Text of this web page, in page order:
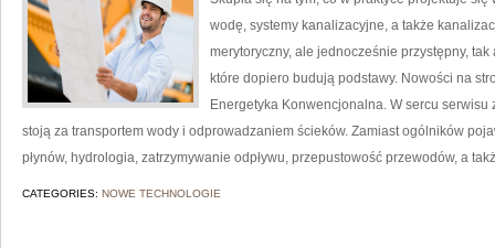
wodę, systemy kanalizacyjne, a także
merytoryczny, ale jednocześnie przystępny,
które dopiero budują podstawy. Nowości na
Energetyka Konwencjonalna. W sercu
stoją za transportem wody i odprowadzaniem ścieków. Zamiast ogólników
płynów, hydrologia, zatrzymywanie odpływu, przepustowość przewodów, a
CATEGORIES: NOWE TECHNOLOGIE